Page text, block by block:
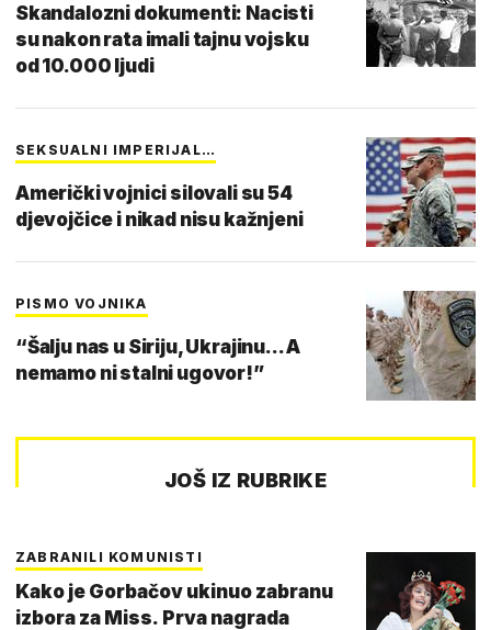
Skandalozni dokumenti: Nacisti
su nakon rata imali tajnu vojsku
od 10.000 ljudi
SEKSUALNI IMPERIJAL…
Američki vojnici silovali su 54
djevojčice i nikad nisu kažnjeni
PISMO VOJNIKA
“Šalju nas u Siriju, Ukrajinu... A
nemamo ni stalni ugovor!”
JOŠ IZ RUBRIKE
ZABRANILI KOMUNISTI
Kako je Gorbačov ukinuo zabranu
izbora za Miss. Prva nagrada